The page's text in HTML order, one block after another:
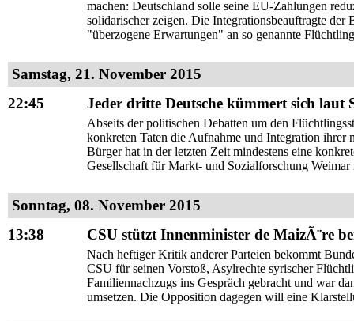
machen: Deutschland solle seine EU-Zahlungen
solidarischer zeigen. Die Integrationsbeauftragte
"überzogene Erwartungen" an so genannte
Samstag, 21. November 2015
22:45
Jeder dritte Deutsche kümmert sich laut
Abseits der politischen Debatten um den
konkreten Taten die Aufnahme und Integration ihrer
Bürger hat in der letzten Zeit mindestens eine
Gesellschaft für Markt- und Sozialforschung
Sonntag, 08. November 2015
13:38
CSU stützt Innenminister de MaizÃ¨re
Nach heftiger Kritik anderer Parteien bekommt
CSU für seinen Vorstoß, Asylrechte syrischer
Familiennachzugs ins Gespräch gebracht und war
umsetzen. Die Opposition dagegen will eine